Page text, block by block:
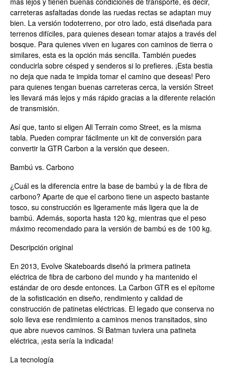
carreteras asfaltadas donde las ruedas rectas se adaptan muy
bien. La versión todoterreno, por otro lado, está diseñada para
terrenos difíciles, para quienes desean tomar atajos a través del
bosque. Para quienes viven en lugares con caminos de tierra o
similares, esta es la opción más sencilla. También puedes
conducirla sobre césped y senderos si lo prefieres. ¡Esta bestia
no deja que nada te impida tomar el camino que deseas! Pero
para quienes tengan buenas carreteras cerca, la versión Street
les llevará más lejos y más rápido gracias a la diferente relación
de transmisión.
Así que, tanto si eligen All Terrain como Street, es la misma
tabla. Pueden comprar fácilmente un kit de conversión para
convertir la GTR Carbon a la versión que deseen.
Bambú vs. Carbono
¿Cuál es la diferencia entre la base de bambú y la de fibra de
carbono? Aparte de que el carbono tiene un aspecto bastante
tosco, su construcción es ligeramente más ligera que la de
bambú. Además, soporta hasta 120 kg, mientras que el peso
máximo recomendado para la versión de bambú es de 100 kg.
Descripción original
En 2013, Evolve Skateboards diseñó la primera patineta
eléctrica de fibra de carbono del mundo y ha mantenido el
estándar de oro desde entonces. La Carbon GTR es el epítome
de la sofisticación en diseño, rendimiento y calidad de
construcción de patinetas eléctricas. El legado que conserva no
solo lleva ese rendimiento a caminos menos transitados, sino
que abre nuevos caminos. Si Batman tuviera una patineta
eléctrica, ¡esta sería la indicada!
La tecnología